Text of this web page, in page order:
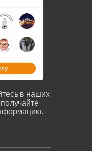
в наших